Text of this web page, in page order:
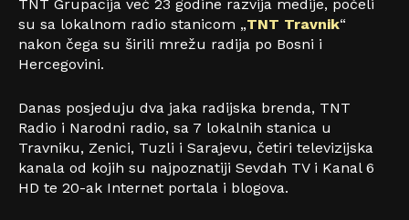
TNT Grupacija već 23 godine razvija medije, počeli
su sa lokalnom radio stanicom „TNT Travnik“
nakon čega su širili mrežu radija po Bosni i
Hercegovini.
Danas posjeduju dva jaka radijska brenda, TNT
Radio i Narodni radio, sa 7 lokalnih stanica u
Travniku, Zenici, Tuzli i Sarajevu, četiri televizijska
kanala od kojih su najpoznatiji Sevdah TV i Kanal 6
HD te 20-ak Internet portala i blogova.